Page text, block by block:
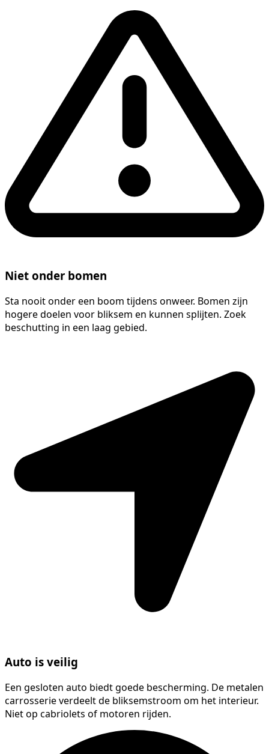
Niet onder bomen
Sta nooit onder een boom tijdens onweer. Bomen zijn
hogere doelen voor bliksem en kunnen splijten. Zoek
beschutting in een laag gebied.
Auto is veilig
Een gesloten auto biedt goede bescherming. De metalen
carrosserie verdeelt de bliksemstroom om het interieur.
Niet op cabriolets of motoren rijden.